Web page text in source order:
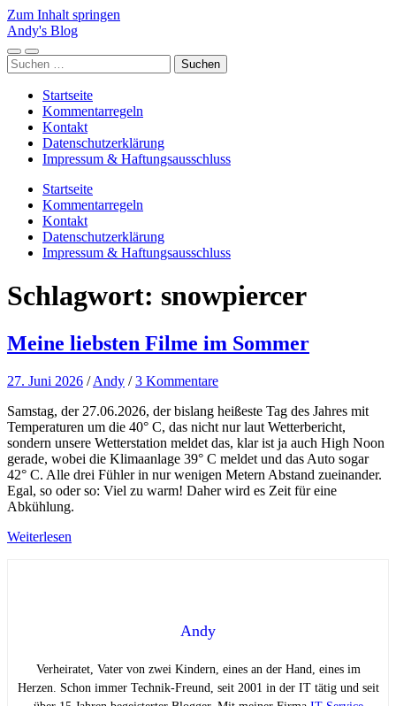
Zum Inhalt springen
Andy's Blog
Mobile-
Menü
Suchfeld
ein-/ausblenden
Suchen
nach:
Startseite
Kommentarregeln
Kontakt
Datenschutzerklärung
Impressum & Haftungsausschluss
Startseite
Kommentarregeln
Kontakt
Datenschutzerklärung
Impressum & Haftungsausschluss
Schlagwort: snowpiercer
Meine liebsten Filme im Sommer
27. Juni 2026 /Andy /3 Kommentare
Samstag, der 27.06.2026, der bislang heißeste Tag des Jahres mit
Temperaturen um die 40° C, das nicht nur laut Wetterbericht,
sondern unsere Wetterstation meldet das, klar ist ja auch High Noon
gerade, wobei die Klimaanlage 39° C meldet und das Auto sogar
42° C. Alle drei Fühler in nur wenigen Metern Abstand zueinander.
Egal, so oder so: Viel zu warm! Daher wird es Zeit für eine
Abkühlung.
Weiterlesen
Andy
Verheiratet, Vater von zwei Kindern, eines an der Hand, eines im
Herzen. Schon immer Technik-Freund, seit 2001 in der IT tätig und seit